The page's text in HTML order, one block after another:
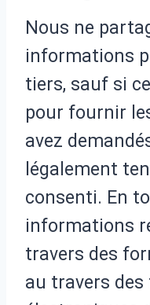
Nous ne
informations
tiers, sauf si
pour fournir
avez
légalement
consenti. En
informations
travers des
au travers